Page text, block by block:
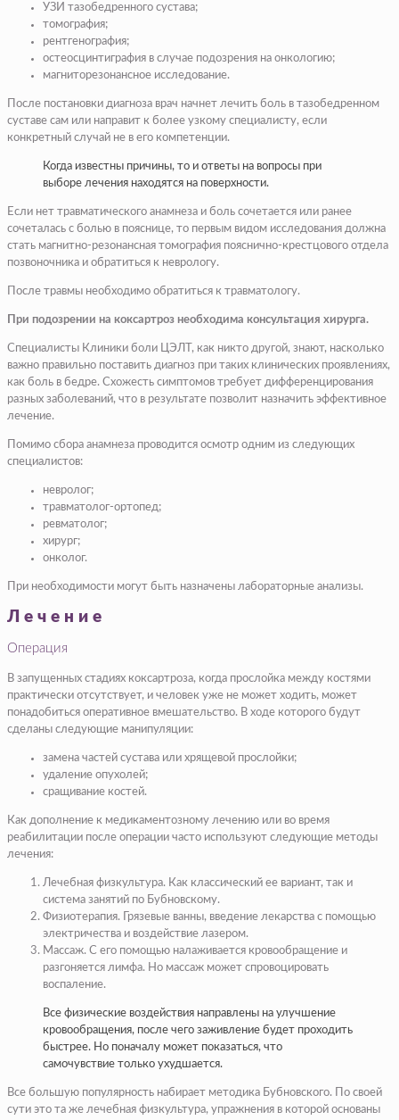
УЗИ тазобедренного сустава;
томография;
рентгенография;
остеосцинтиграфия в случае подозрения на онкологию;
магниторезонансное исследование.
После постановки диагноза врач начнет лечить боль в тазобедренном
суставе сам или направит к более узкому специалисту, если
конкретный случай не в его компетенции.
Когда известны причины, то и ответы на вопросы при
выборе лечения находятся на поверхности.
Если нет травматического анамнеза и боль сочетается или ранее
сочеталась с болью в пояснице, то первым видом исследования должна
стать магнитно-резонансная томография пояснично-крестцового отдела
позвоночника и обратиться к неврологу.
После травмы необходимо обратиться к травматологу.
При подозрении на коксартроз необходима консультация хирурга.
Специалисты Клиники боли ЦЭЛТ, как никто другой, знают, насколько
важно правильно поставить диагноз при таких клинических проявлениях,
как боль в бедре. Схожесть симптомов требует дифференцирования
разных заболеваний, что в результате позволит назначить эффективное
лечение.
Помимо сбора анамнеза проводится осмотр одним из следующих
специалистов:
невролог;
травматолог-ортопед;
ревматолог;
хирург;
онколог.
При необходимости могут быть назначены лабораторные анализы.
Лечение
Операция
В запущенных стадиях коксартроза, когда прослойка между костями
практически отсутствует, и человек уже не может ходить, может
понадобиться оперативное вмешательство. В ходе которого будут
сделаны следующие манипуляции:
замена частей сустава или хрящевой прослойки;
удаление опухолей;
сращивание костей.
Как дополнение к медикаментозному лечению или во время
реабилитации после операции часто используют следующие методы
лечения:
Лечебная физкультура. Как классический ее вариант, так и
система занятий по Бубновскому.
Физиотерапия. Грязевые ванны, введение лекарства с помощью
электричества и воздействие лазером.
Массаж. С его помощью налаживается кровообращение и
разгоняется лимфа. Но массаж может спровоцировать
воспаление.
Все физические воздействия направлены на улучшение
кровообращения, после чего заживление будет проходить
быстрее. Но поначалу может показаться, что
самочувствие только ухудшается.
Все большую популярность набирает методика Бубновского. По своей
сути это та же лечебная физкультура, упражнения в которой основаны